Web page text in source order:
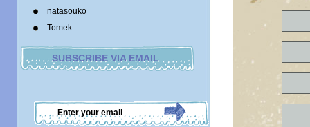
natasouko
Tomek
SUBSCRIBE VIA EMAIL